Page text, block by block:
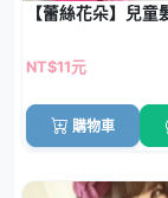
【蕾絲花朵】兒
NT$11元
購物車